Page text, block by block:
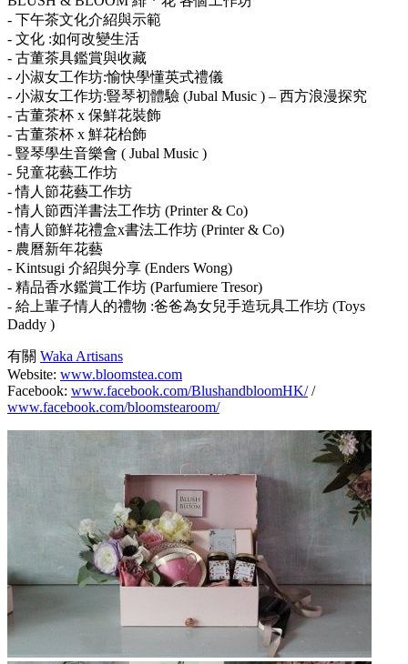
- 下午茶文化介紹與示範
- 文化 :如何改變生活
- 古董茶具鑑賞與收藏
- 小淑女工作坊:愉快學懂英式禮儀
- 小淑女工作坊:豎琴初體驗 (Jubal Music ) – 西方浪漫探究
- 古董茶杯 x 保鮮花裝飾
- 古董茶杯 x 鮮花枱飾
- 豎琴學生音樂會 ( Jubal Music )
- 兒童花藝工作坊
- 情人節花藝工作坊
- 情人節西洋書法工作坊 (Printer & Co)
- 情人節鮮花禮盒x書法工作坊 (Printer & Co)
- 農曆新年花藝
- Kintsugi 介紹與分享 (Enders Wong)
- 精品香水鑑賞工作坊 (Parfumiere Tresor)
- 給上輩子情人的禮物 :爸爸為女兒手造玩具工作坊 (Toys
Daddy )
有關 Waka Artisans
Website: www.bloomstea.com
Facebook: www.facebook.com/BlushandbloomHK//
www.facebook.com/bloomstearoom/